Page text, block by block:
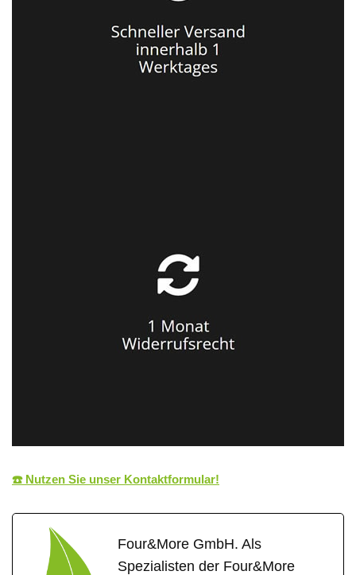
☎️ Nutzen Sie unser Kontaktformular!
Four&More GmbH. Als
Spezialisten der Four&More